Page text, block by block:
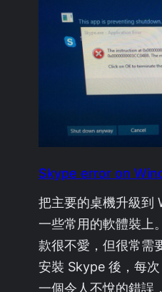
Skype error on
把主要的桌機升級到
一些常用的軟體裝上
款很不愛，但很常需
安裝 Skype 後，每
一個令人不悅的錯誤